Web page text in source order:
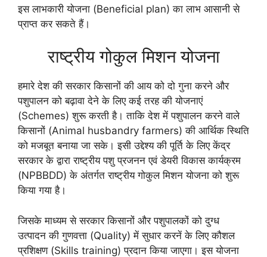
इस लाभकारी योजना (Beneficial plan) का लाभ आसानी से
प्राप्त कर सकते हैं।
राष्ट्रीय गोकुल मिशन योजना
हमारे देश की सरकार किसानों की आय को दो गुना करने और
पशुपालन को बढ़ावा देने के लिए कई तरह की योजनाएं
(Schemes) शुरू करती है। ताकि देश में पशुपालन करने वाले
किसानों (Animal husbandry farmers) की आर्थिक स्थिति
को मजबूत बनाया जा सके। इसी उद्देश्य की पूर्ति के लिए केंद्र
सरकार के द्वारा राष्ट्रीय पशु प्रजनन एवं डेयरी विकास कार्यक्रम
(NPBBDD) के अंतर्गत राष्ट्रीय गोकुल मिशन योजना को शुरू
किया गया है।
जिसके माध्यम से सरकार किसानों और पशुपालकों को दुग्ध
उत्पादन की गुणवत्ता (Quality) में सुधार करनें के लिए कौशल
प्रशिक्षण (Skills training) प्रदान किया जाएगा। इस योजना